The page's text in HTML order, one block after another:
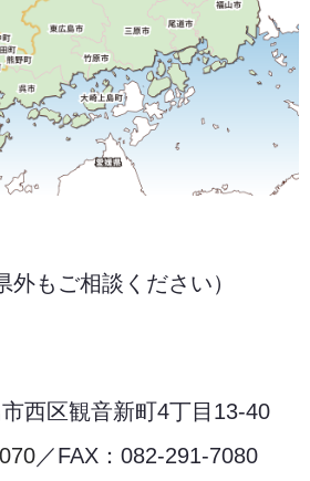
外もご相談ください）
西区観音新町4丁目13-40
／FAX：082-291-7080